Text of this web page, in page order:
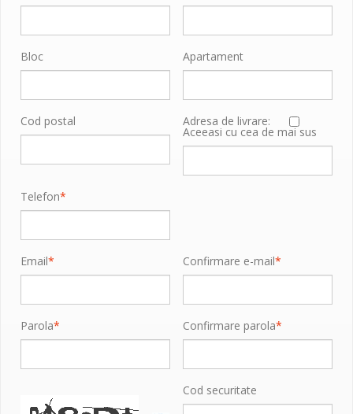
Bloc Apartament
Cod postal Adresa de livrare:
Aceeasi cu cea de mai sus
*
Telefon
*
Email *
Confirmare e-mail
*
Parola *
Confirmare parola
Cod securitate